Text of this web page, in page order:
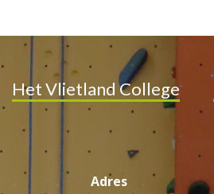
Het Vlietland College
Adres